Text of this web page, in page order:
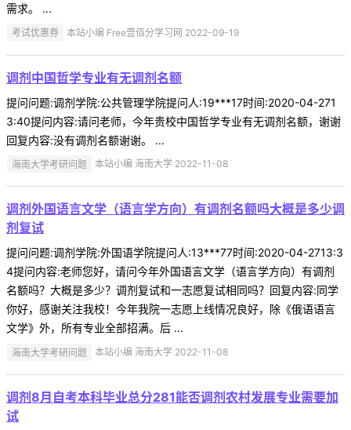
需求。 ...
考试优惠券 本站小编 Free壹佰分学习网 2022-09-19
调剂中国哲学专业有无调剂名额
提问问题:调剂学院:公共管理学院提问人:19***17时间:2020-04-271
3:40提问内容:请问老师，今年贵校中国哲学专业有无调剂名额，谢谢
回复内容:没有调剂名额谢谢。 ...
海南大学考研问题 本站小编 海南大学 2022-11-08
调剂外国语言文学（语言学方向）有调剂名额吗大概是多少调
剂复试
提问问题:调剂学院:外国语学院提问人:13***77时间:2020-04-2713:3
4提问内容:老师您好，请问今年外国语言文学（语言学方向）有调剂
名额吗？大概是多少？调剂复试和一志愿复试相同吗？回复内容:同学
你好，感谢关注我校！今年我院一志愿上线情况良好，除《俄语语言
文学》外，所有专业全部招满。后 ...
海南大学考研问题 本站小编 海南大学 2022-11-08
调剂8月自考本科毕业总分281能否调剂农村发展专业需要加
试